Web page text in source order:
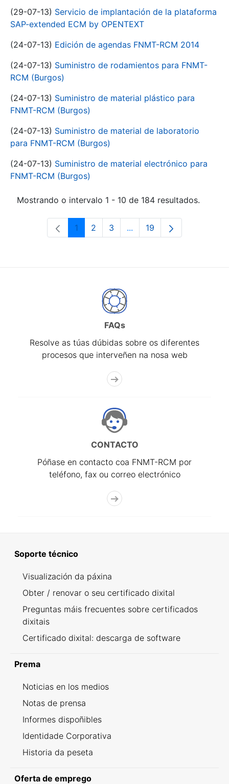
(29-07-13) Servicio de implantación de la plataforma
SAP-extended ECM by OPENTEXT
(24-07-13) Edición de agendas FNMT-RCM 2014
(24-07-13) Suministro de rodamientos para FNMT-
RCM (Burgos)
(24-07-13) Suministro de material plástico para
FNMT-RCM (Burgos)
(24-07-13) Suministro de material de laboratorio
para FNMT-RCM (Burgos)
(24-07-13) Suministro de material electrónico para
FNMT-RCM (Burgos)
Mostrando o intervalo 1 - 10 de 184 resultados.
Páxina
1 Páxina
2 Páxina
3 ...Páxinas intermedias Use
Páxina
19
FAQs
Resolve as túas dúbidas sobre os diferentes
procesos que interveñen na nosa web
CONTACTO
Póñase en contacto coa FNMT-RCM por
teléfono, fax ou correo electrónico
Soporte técnico
Visualización da páxina
Obter / renovar o seu certificado dixital
Preguntas máis frecuentes sobre certificados
dixitais
Certificado dixital: descarga de software
Prema
Noticias en los medios
Notas de prensa
Informes dispoñibles
Identidade Corporativa
Historia da peseta
Oferta de emprego